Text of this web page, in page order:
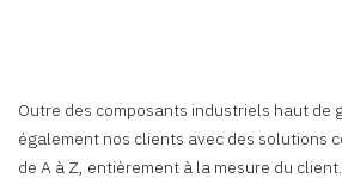
Outre des composants industriels haut de
également nos clients avec des solutions
de A à Z, entièrement à la mesure du client.